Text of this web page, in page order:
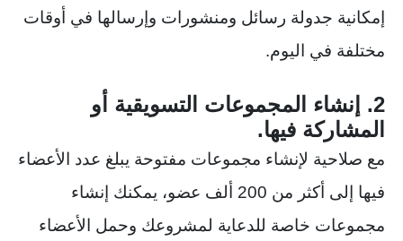
إمكانية جدولة رسائل ومنشورات وإرسالها في أوقات
مختلفة في اليوم.
2. إنشاء المجموعات التسويقية أو
المشاركة فيها.
مع صلاحية لإنشاء مجموعات مفتوحة يبلغ عدد الأعضاء
فيها إلى أكثر من 200 ألف عضو، يمكنك إنشاء
مجموعات خاصة للدعاية لمشروعك وحمل الأعضاء